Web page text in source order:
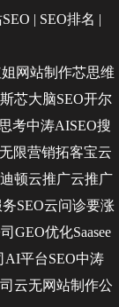
| SEO排名 |
网站制作芯思维
芯大脑SEO开尔
考中涛AISEO搜
限营销拓客宝云
顿云推广云推广
SEO云问诊要涨
GEO优化Saasee
AI平台SEO中涛
云无网站制作公